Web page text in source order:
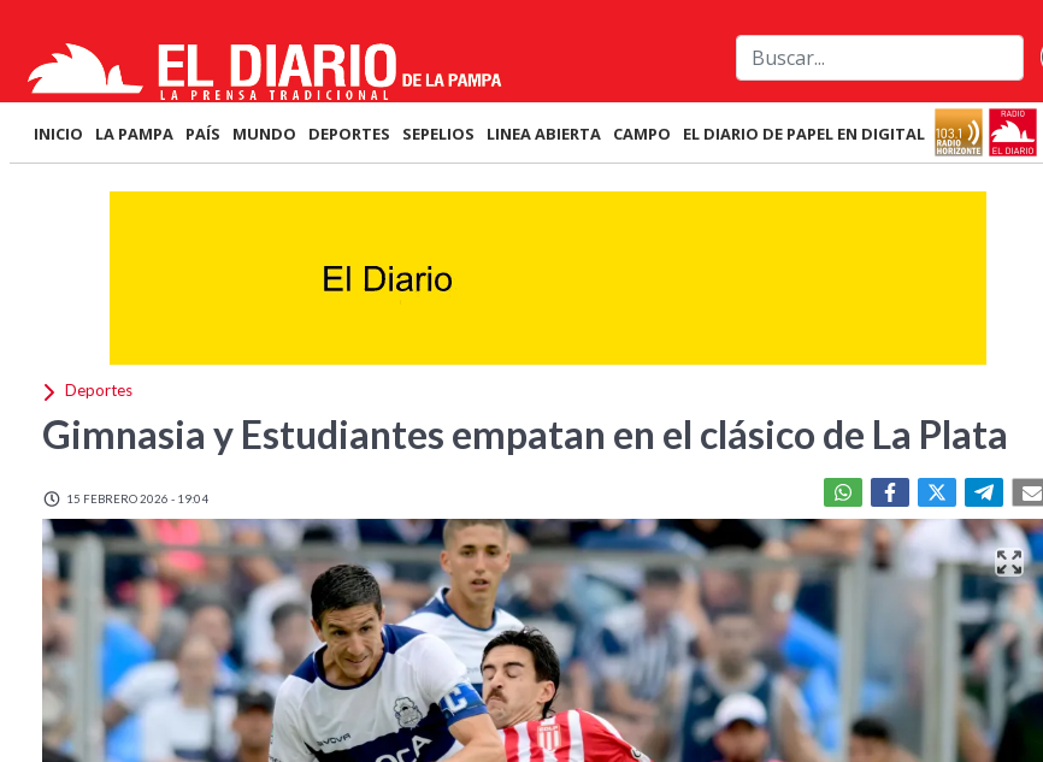
INICIO LA PAMPA PAÍS MUNDO DEPORTES SEPELIOS LINEA ABIERTA CAMPO EL DIARIO DE PAPEL EN DIGITAL
Deportes
Gimnasia y Estudiantes empatan en el clásico de La Plata
15 FEBRERO 2026 - 19:04